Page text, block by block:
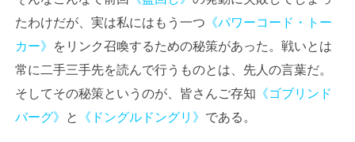
たわけだが、実は私にはもう一つ 《パワーコード・トー
カー》 をリンク召喚するための秘策があった。戦いとは
常に二手三手先を読んで行うものとは、先人の言葉だ。
そしてその秘策というのが、皆さんご存知 《ゴブリンド
バーグ》 と 《ドングルドングリ》 である。